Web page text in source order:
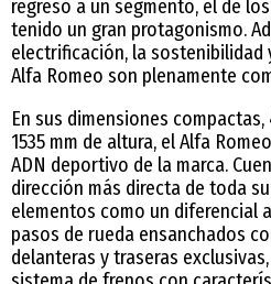
regreso a un segmento, el de
tenido un gran protagonismo.
electrificación, la
Alfa Romeo son plenamente
En sus dimensiones
1535 mm de altura, el Alfa
ADN deportivo de la marca.
dirección más directa de toda
elementos como un diferencial
pasos de rueda ensanchados
delanteras y traseras